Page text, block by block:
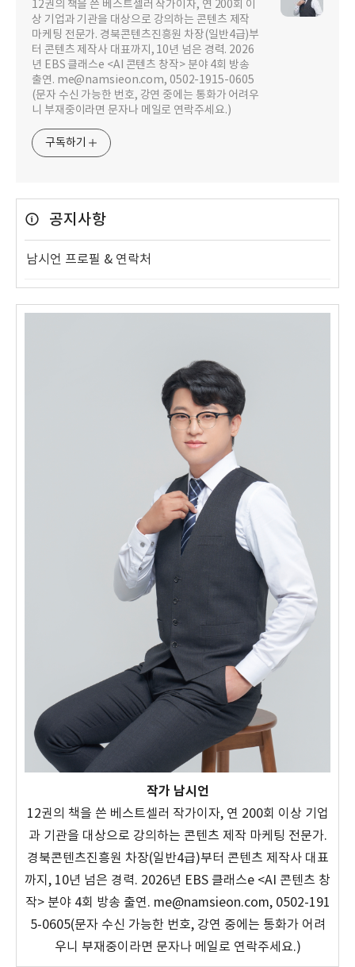
12권의 책을 쓴 베스트셀러 작가이자, 연 200회 이
상 기업과 기관을 대상으로 강의하는 콘텐츠 제작
마케팅 전문가. 경북콘텐츠진흥원 차장(일반4급)부
터 콘텐츠 제작사 대표까지, 10년 넘은 경력. 2026
년 EBS 클래스e <AI 콘텐츠 창작> 분야 4회 방송
출연. me@namsieon.com, 0502-1915-0605
(문자 수신 가능한 번호, 강연 중에는 통화가 어려우
니 부재중이라면 문자나 메일로 연락주세요.)
구독하기
공지사항
남시언 프로필 & 연락처
작가 남시언
12권의 책을 쓴 베스트셀러 작가이자, 연 200회 이상 기업
과 기관을 대상으로 강의하는 콘텐츠 제작 마케팅 전문가.
경북콘텐츠진흥원 차장(일반4급)부터 콘텐츠 제작사 대표
까지, 10년 넘은 경력. 2026년 EBS 클래스e <AI 콘텐츠 창
작> 분야 4회 방송 출연. me@namsieon.com, 0502-191
5-0605(문자 수신 가능한 번호, 강연 중에는 통화가 어려
우니 부재중이라면 문자나 메일로 연락주세요.)